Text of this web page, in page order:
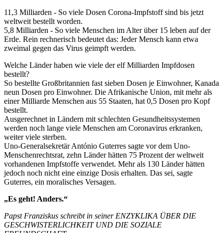
11,3 Milliarden - So viele Dosen Corona-Impfstoff sind bis jetzt
weltweit bestellt worden.
5,8 Milliarden - So viele Menschen im Alter über 15 leben auf der
Erde. Rein rechnerisch bedeutet das: Jeder Mensch kann etwa
zweimal gegen das Virus geimpft werden.
Welche Länder haben wie viele der elf Milliarden Impfdosen
bestellt?
So bestellte Großbritannien fast sieben Dosen je Einwohner, Kanada
neun Dosen pro Einwohner. Die Afrikanische Union, mit mehr als
einer Milliarde Menschen aus 55 Staaten, hat 0,5 Dosen pro Kopf
bestellt.
Ausgerechnet in Ländern mit schlechten Gesundheitssystemen
werden noch lange viele Menschen am Coronavirus erkranken,
weiter viele sterben.
Uno-Generalsekretär António Guterres sagte vor dem Uno-
Menschenrechtsrat, zehn Länder hätten 75 Prozent der weltweit
vorhandenen Impfstoffe verwendet. Mehr als 130 Länder hätten
jedoch noch nicht eine einzige Dosis erhalten. Das sei, sagte
Guterres, ein moralisches Versagen.
„Es geht! Anders.“
Papst Franziskus schreibt in seiner ENZYKLIKA ÜBER DIE
GESCHWISTERLICHKEIT UND DIE SOZIALE